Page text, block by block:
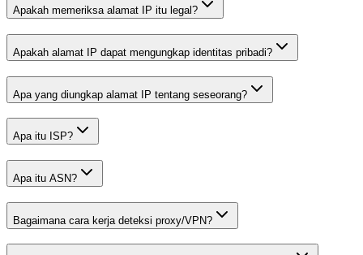
Apakah memeriksa alamat IP itu legal?
Apakah alamat IP dapat mengungkap identitas pribadi?
Apa yang diungkap alamat IP tentang seseorang?
Apa itu ISP?
Apa itu ASN?
Bagaimana cara kerja deteksi proxy/VPN?